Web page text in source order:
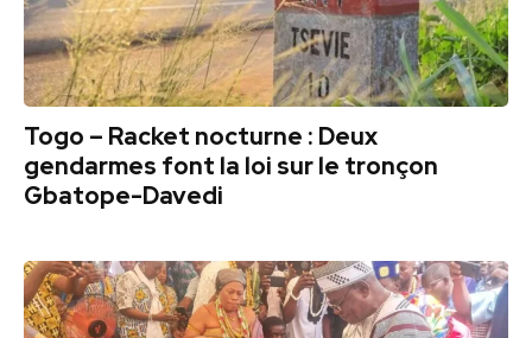
Togo – Racket nocturne : Deux
gendarmes font la loi sur le tronçon
Gbatope-Davedi